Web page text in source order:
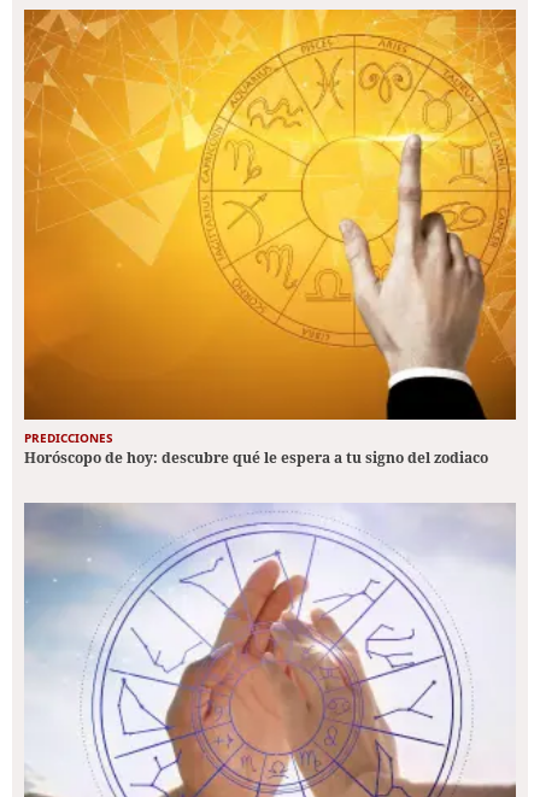
PREDICCIONES
Horóscopo de hoy: descubre qué le espera a tu signo del zodiaco